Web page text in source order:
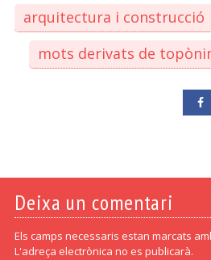
arquitectura i construcció
mots derivats de
Deixa un comentari
Els camps necessaris estan marcats
L'adreça electrònica no es publicarà.